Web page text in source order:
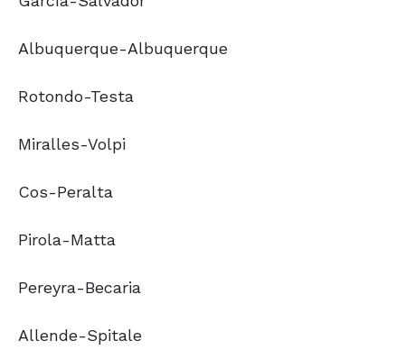
Albuquerque-Albuquerque
Rotondo-Testa
Miralles-Volpi
Cos-Peralta
Pirola-Matta
Pereyra-Becaria
Allende-Spitale